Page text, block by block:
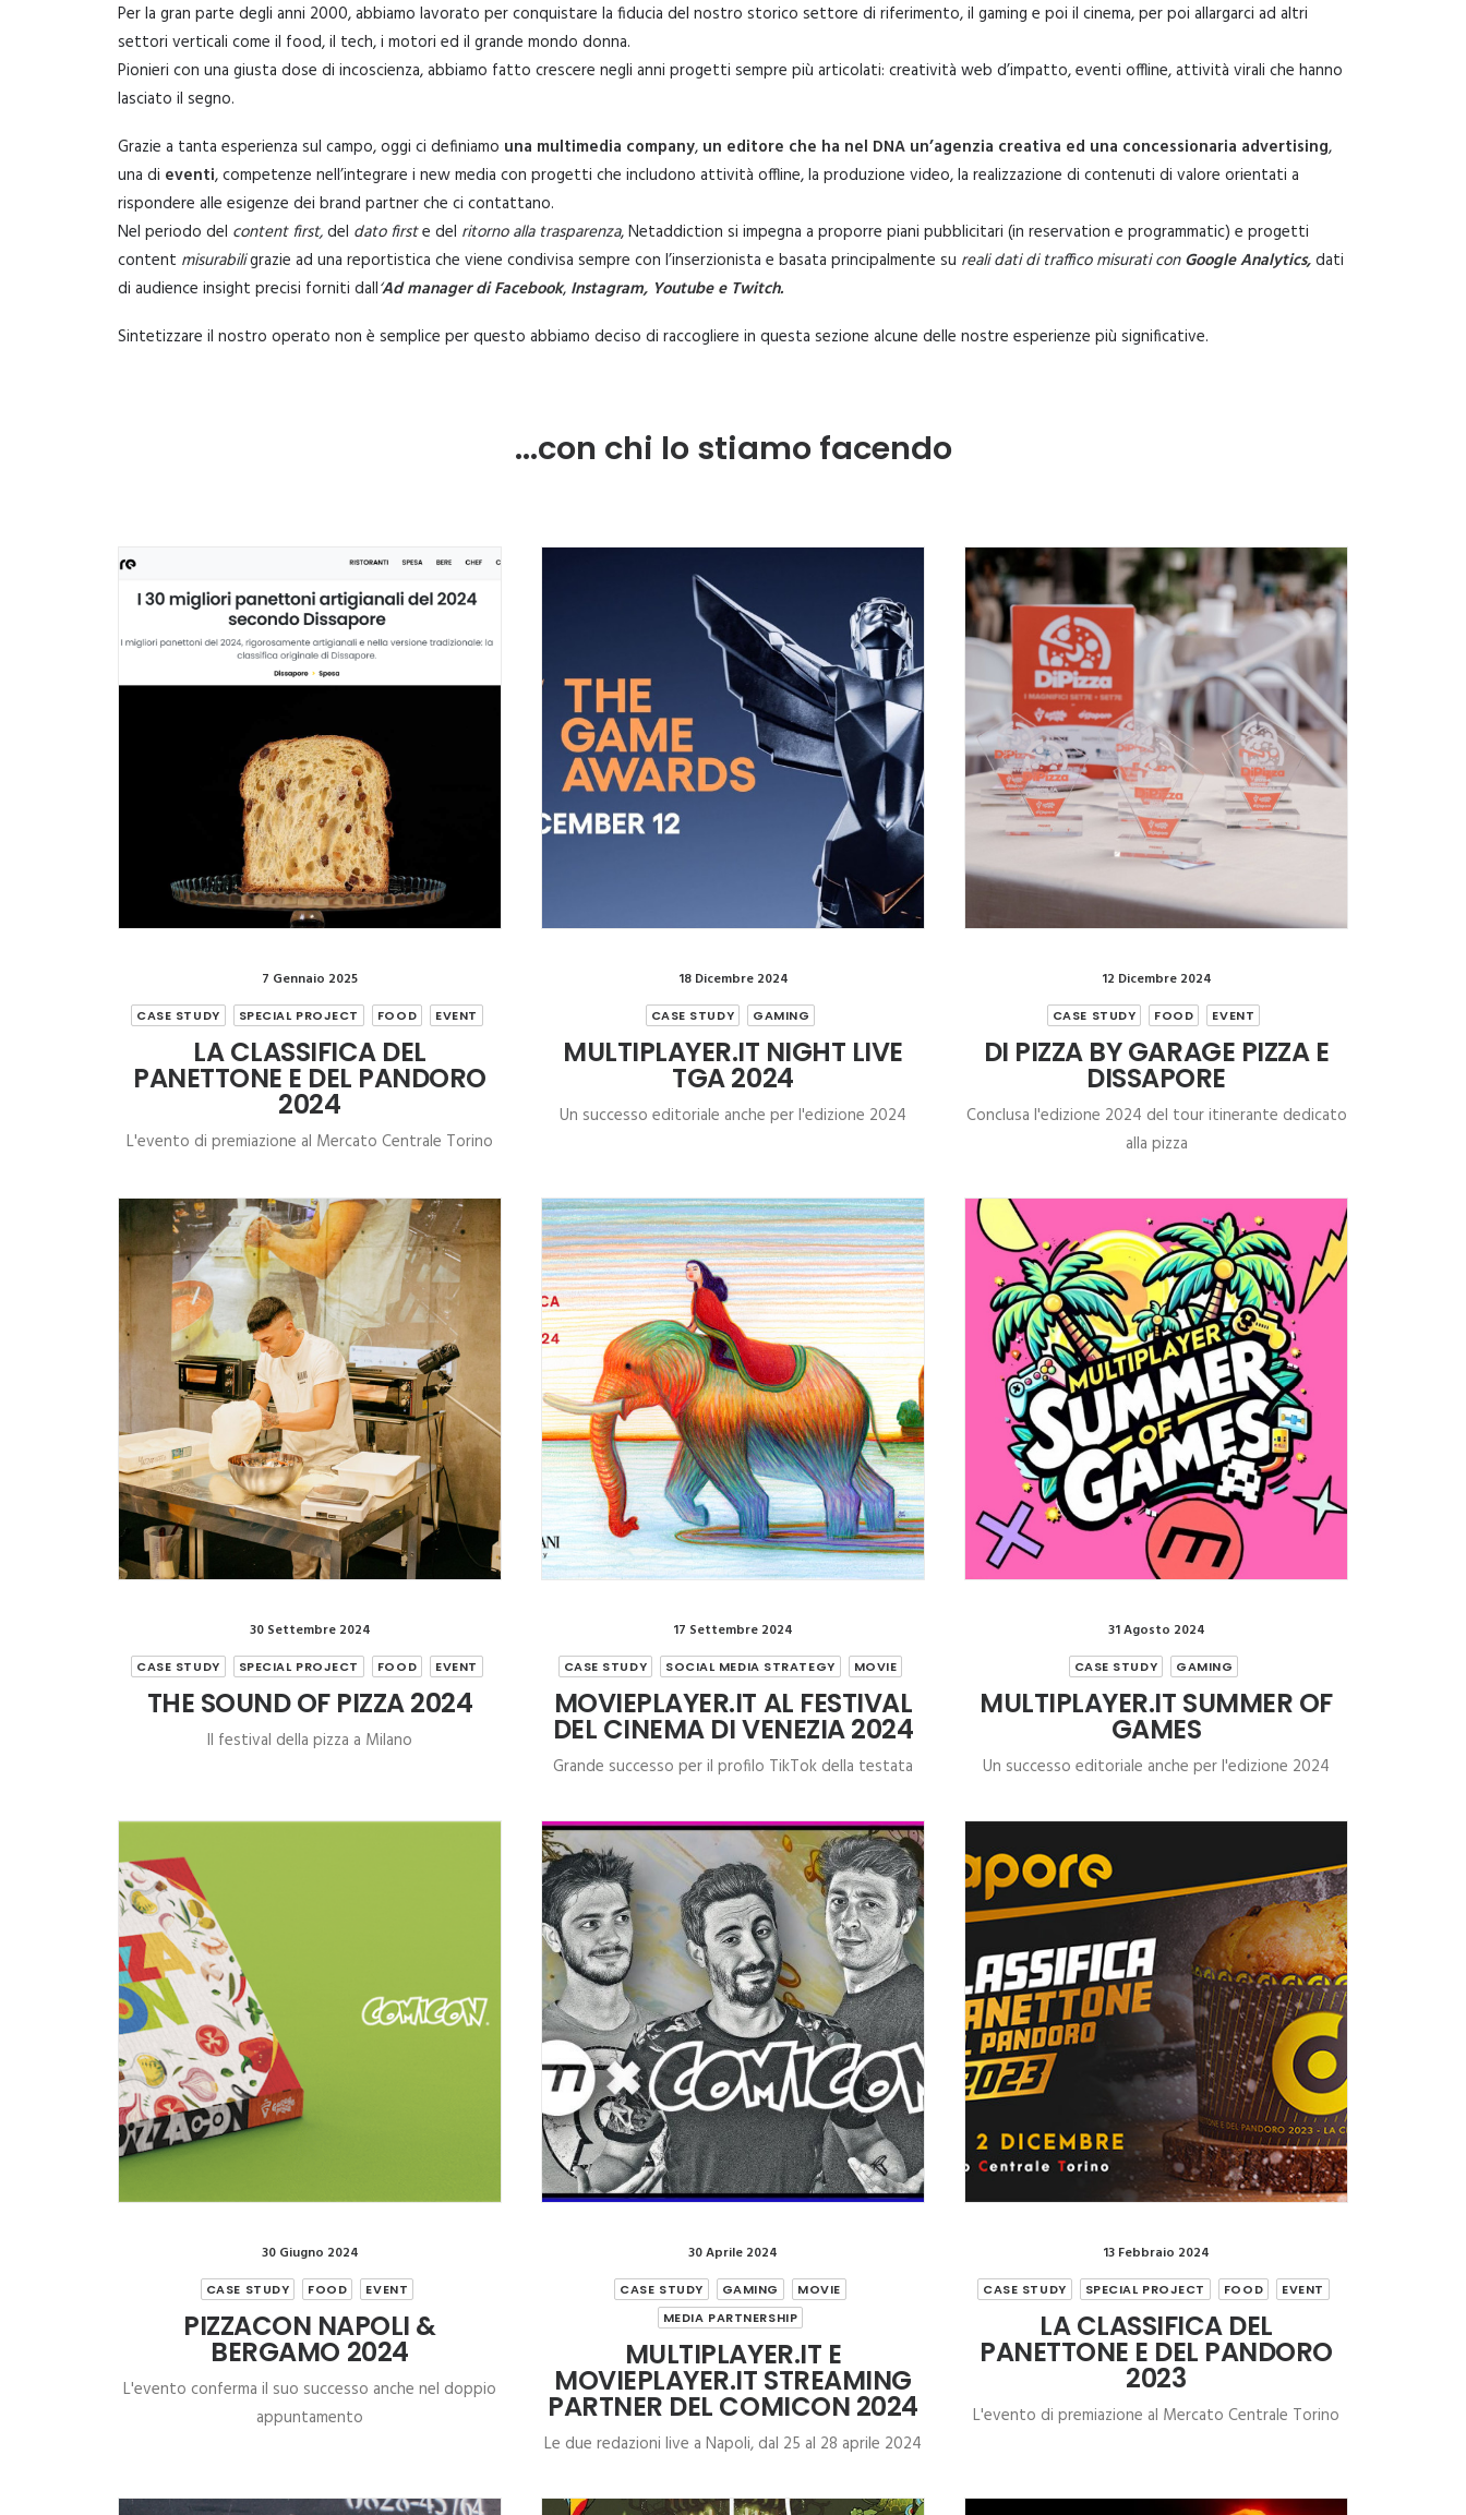
Per la gran parte degli anni 2000, abbiamo lavorato per conquistare la fiducia del nostro storico settore di riferimento, il gaming e poi il cinema, per poi allargarci ad altri
settori verticali come il food, il tech, i motori ed il grande mondo donna.
Pionieri con una giusta dose di incoscienza, abbiamo fatto crescere negli anni progetti sempre più articolati: creatività web d’impatto, eventi offline, attività virali che hanno
lasciato il segno.
Grazie a tanta esperienza sul campo, oggi ci definiamo una multimedia company, un editore che ha nel DNA un’agenzia creativa ed una concessionaria advertising,
una di eventi, competenze nell’integrare i new media con progetti che includono attività offline, la produzione video, la realizzazione di contenuti di valore orientati a
rispondere alle esigenze dei brand partner che ci contattano.
Nel periodo del content first,del dato firste del ritorno alla trasparenza, Netaddiction si impegna a proporre piani pubblicitari (in reservation e programmatic) e progetti
content misurabiligrazie ad una reportistica che viene condivisa sempre con l’inserzionista e basata principalmente su reali dati di traffico misurati conGoogle Analytics,dati
di audience insight precisi forniti dall‘Ad manager di Facebook, Instagram, Youtube e Twitch.
Sintetizzare il nostro operato non è semplice per questo abbiamo deciso di raccogliere in questa sezione alcune delle nostre esperienze più significative.
...con chi lo stiamo facendo
7 Gennaio 2025
CASE STUDY SPECIAL PROJECT FOOD EVENT
LA CLASSIFICA DEL
PANETTONE E DEL PANDORO
2024
L'evento di premiazione al Mercato Centrale Torino
18 Dicembre 2024
CASE STUDY GAMING
MULTIPLAYER.IT NIGHT LIVE
TGA 2024
Un successo editoriale anche per l'edizione 2024
12 Dicembre 2024
CASE STUDY FOOD EVENT
DI PIZZA BY GARAGE PIZZA E
DISSAPORE
Conclusa l'edizione 2024 del tour itinerante dedicato
alla pizza
30 Settembre 2024
CASE STUDY SPECIAL PROJECT FOOD EVENT
THE SOUND OF PIZZA 2024
Il festival della pizza a Milano
17 Settembre 2024
CASE STUDY SOCIAL MEDIA STRATEGY MOVIE
MOVIEPLAYER.IT AL FESTIVAL
DEL CINEMA DI VENEZIA 2024
Grande successo per il profilo TikTok della testata
31 Agosto 2024
CASE STUDY GAMING
MULTIPLAYER.IT SUMMER OF
GAMES
Un successo editoriale anche per l'edizione 2024
30 Giugno 2024
CASE STUDY FOOD EVENT
PIZZACON NAPOLI &
BERGAMO 2024
L'evento conferma il suo successo anche nel doppio
appuntamento
30 Aprile 2024
CASE STUDY GAMING
MOVIE
MEDIA PARTNERSHIP
MULTIPLAYER.IT E
MOVIEPLAYER.IT STREAMING
PARTNER DEL COMICON 2024
Le due redazioni live a Napoli, dal 25 al 28 aprile 2024
13 Febbraio 2024
CASE STUDY SPECIAL PROJECT FOOD EVENT
LA CLASSIFICA DEL
PANETTONE E DEL PANDORO
2023
L'evento di premiazione al Mercato Centrale Torino